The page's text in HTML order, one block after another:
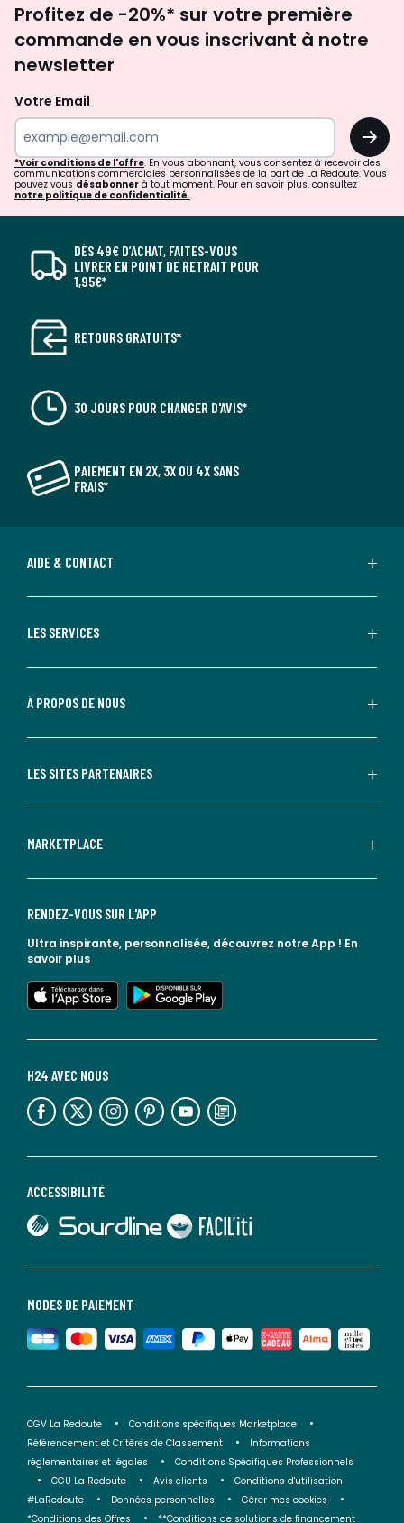
newsletter
Profitez de -20%* sur votre première
commande en vous inscrivant à notre
newsletter
Votre Email
OK
*Voir conditions de l'offre. En vous abonnant, vous consentez à recevoir des
communications commerciales personnalisées de la part de La Redoute. Vous
pouvez vous désabonner à tout moment. Pour en savoir plus, consultez
notre politique de confidentialité.
DÈS 49€ D’ACHAT, FAITES-VOUS
LIVRER EN POINT DE RETRAIT POUR
1,95€*
RETOURS GRATUITS*
30 JOURS POUR CHANGER D'AVIS*
PAIEMENT EN 2X, 3X OU 4X SANS
FRAIS*
AIDE & CONTACT
LES SERVICES
À PROPOS DE NOUS
LES SITES PARTENAIRES
MARKETPLACE
MODES DE PAIEMENT
ACCESSIBILITÉ
lien vers Sourdline
lien vers Faciliti
H24 AVEC NOUS
lien vers l'espace réseaux sociaux lien vers l'espace réseaux sociaux lien vers l'espace réseaux sociaux lien vers l'espace réseaux sociaux lien vers l'espace réseaux sociaux lien vers le blog la redoute
RENDEZ-VOUS SUR L'APP
Ultra inspirante, personnalisée, découvrez notre App ! En
savoir plus
lien vers l'app store
lien vers google play
CGV La Redoute
Conditions spécifiques Marketplace
Référencement et Critères de Classement
Informations
réglementaires et légales
Conditions Spécifiques Professionnels
CGU La Redoute
Avis clients
Conditions d'utilisation
#LaRedoute
Données personnelles
Gérer mes cookies
*Conditions des Offres
**Conditions de solutions de financement